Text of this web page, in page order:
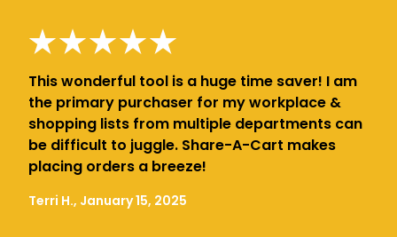
This wonderful tool is a huge time saver! I am
the primary purchaser for my workplace &
shopping lists from multiple departments can
be difficult to juggle. Share-A-Cart makes
placing orders a breeze!
Terri H., January 15, 2025